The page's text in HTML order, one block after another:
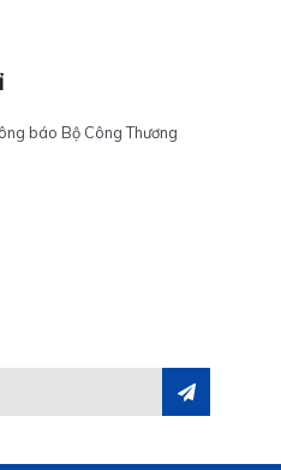
báo Bộ Công Thương